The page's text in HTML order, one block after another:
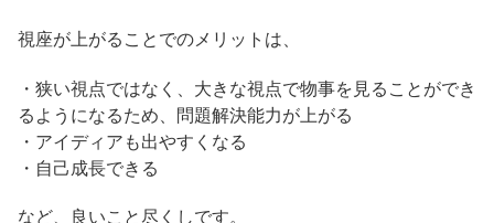
視座が上がることでのメリットは、
・狭い視点ではなく、大きな視点で物事を見ることができ
るようになるため、問題解決能力が上がる
・アイディアも出やすくなる
・自己成長できる
など、良いこと尽くしです。